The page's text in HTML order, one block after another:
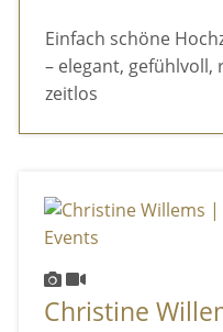
Einfach schöne
– elegant, gefühlvoll,
zeitlos
Christine